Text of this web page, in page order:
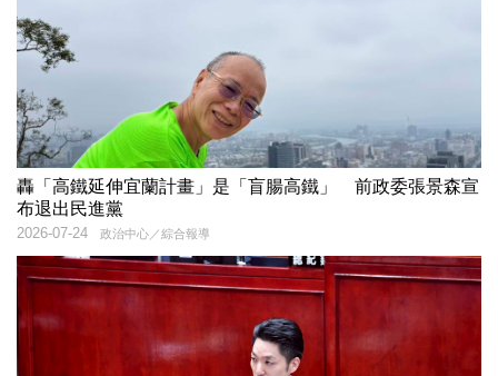
轟「高鐵延伸宜蘭計畫」是「盲腸高鐵」 前政委張景森宣
布退出民進黨
政治中心／綜合報導
2026-07-24